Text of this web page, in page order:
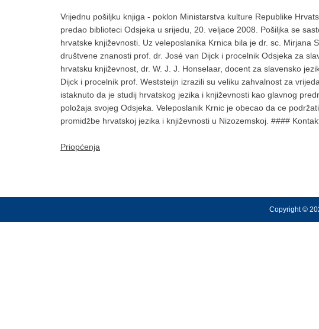
Vrijednu pošiljku knjiga - poklon Ministarstva kulture Republike
predao biblioteci Odsjeka u srijedu, 20. veljace 2008. Pošiljka se
hrvatske književnosti. Uz veleposlanika Krnica bila je dr. sc. Mirjana
društvene znanosti prof. dr. José van Dijck i procelnik Odsjeka za
hrvatsku književnost, dr. W. J. J. Honselaar, docent za slavensko
Dijck i procelnik prof. Weststeijn izrazili su veliku zahvalnost za
istaknuto da je studij hrvatskog jezika i književnosti kao glavnog
položaja svojeg Odsjeka. Veleposlanik Krnic je obecao da ce
promidžbe hrvatskoj jezika i književnosti u Nizozemskoj. ####
Priopćenja
Copyright ©